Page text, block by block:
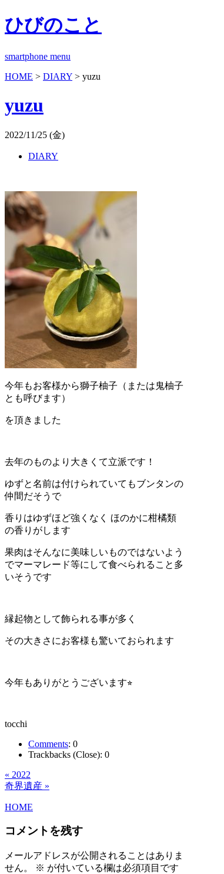
ひびのこと
smartphone menu
HOME > DIARY > yuzu
yuzu
2022/11/25 (金)
DIARY
今年もお客様から獅子柚子（または鬼柚子
とも呼びます）
を頂きました
去年のものより大きくて立派です！
ゆずと名前は付けられていてもブンタンの
仲間だそうで
香りはゆずほど強くなく ほのかに柑橘類
の香りがします
果肉はそんなに美味しいものではないよう
でマーマレード等にして食べられること多
いそうです
縁起物として飾られる事が多く
その大きさにお客様も驚いておられます
今年もありがとうございます⭐︎
tocchi
Comments: 0
Trackbacks (Close): 0
« 2022
奇界遺産 »
HOME
コメントを残す
メールアドレスが公開されることはありま
せん。
※ が付いている欄は必須項目です